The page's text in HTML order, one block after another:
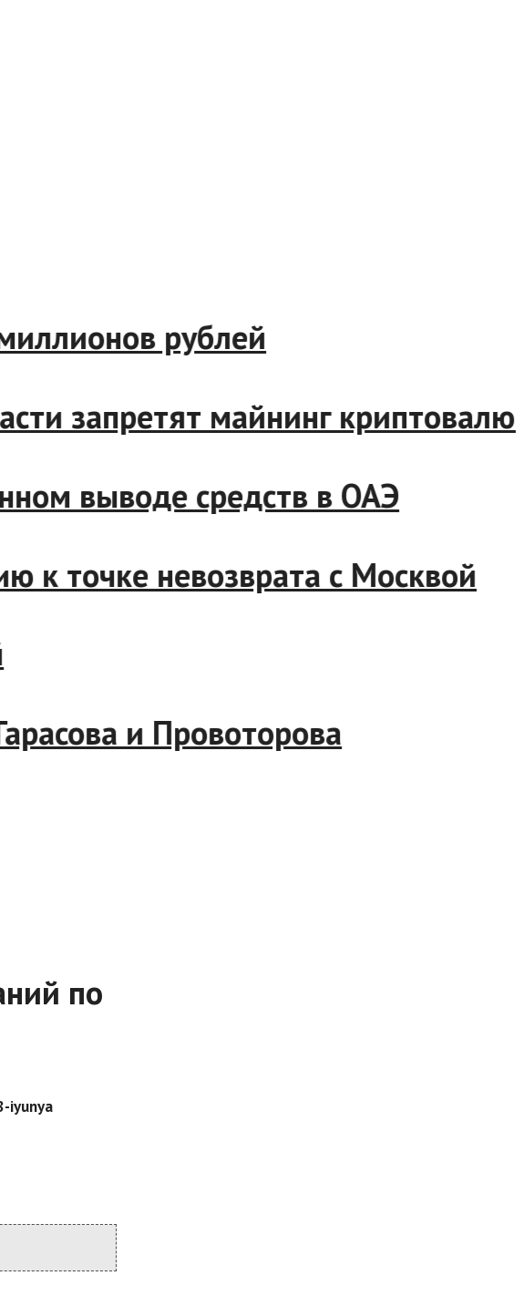
миллионов рублей
запретят майнинг
выводе средств в ОАЭ
к точке невозврата с Москвой
и Провоторова
по
iyunya